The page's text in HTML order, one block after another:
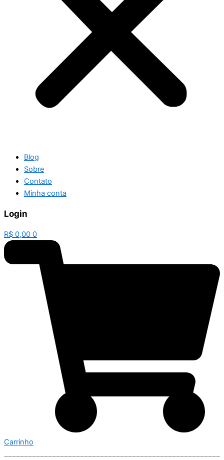
Blog
Sobre
Contato
Minha conta
Login
R$ 0,00 0
Carrinho